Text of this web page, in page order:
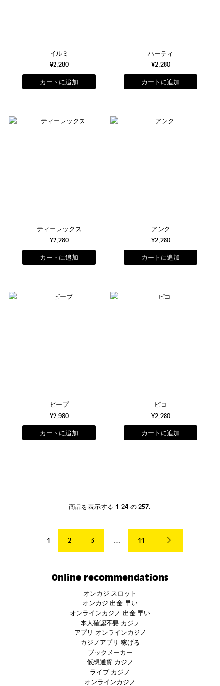
イルミ
¥2,280
ハーティ
¥2,280
ティーレックス
¥2,280
アンク
¥2,280
ビープ
¥2,980
ピコ
¥2,280
商品を表示する 1-24 の 257.
1 2 3 … 11
Online recommendations
オンカジ スロット
オンカジ 出金 早い
オンラインカジノ 出金 早い
本人確認不要 カジノ
アプリ オンラインカジノ
カジノアプリ 稼げる
ブックメーカー
仮想通貨 カジノ
ライブ カジノ
オンラインカジノ